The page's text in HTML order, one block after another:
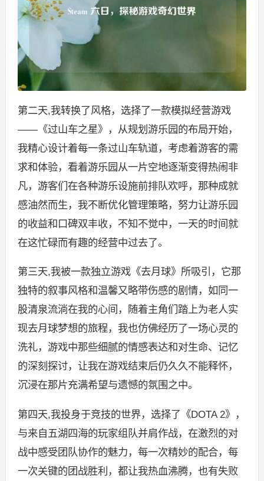
第二天,我转换了风格，选择了一款模拟经营游戏
——《过山车之星》，从规划游乐园的布局开始，
我精心设计着每一条过山车轨道，考虑着游客的需
求和体验，看着游乐园从一片空地逐渐变得热闹非
凡，游客们在各种游乐设施前排队欢呼，那种成就
感油然而生，我不断优化管理策略，努力让游乐园
的收益和口碑双丰收，不知不觉中，一天的时间就
在这忙碌而有趣的经营中过去了。
第三天,我被一款独立游戏《去月球》所吸引，它那
独特的叙事风格和温馨又略带伤感的剧情，如同一
股清泉流淌在我的心间，随着主角们踏上为老人实
现去月球梦想的旅程，我也仿佛经历了一场心灵的
洗礼，游戏中那些细腻的情感表达和对生命、记忆
的深刻探讨，让我在游戏结束后仍久久不能释怀，
沉浸在那片充满希望与遗憾的氛围之中。
第四天,我投身于竞技的世界，选择了《DOTA 2》，
与来自五湖四海的玩家组队并肩作战，在激烈的对
战中感受团队协作的魅力，每一次精妙的配合，每
一次关键的团战胜利，都让我热血沸腾，也有失败